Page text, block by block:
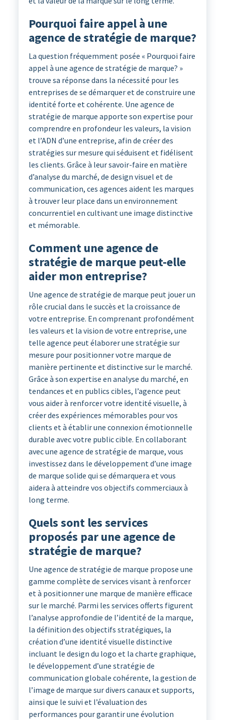
Pourquoi faire appel à une
agence de stratégie de marque?
La question fréquemment posée « Pourquoi faire
appel à une agence de stratégie de marque? »
trouve sa réponse dans la nécessité pour les
entreprises de se démarquer et de construire une
identité forte et cohérente. Une agence de
stratégie de marque apporte son expertise pour
comprendre en profondeur les valeurs, la vision
et l’ADN d’une entreprise, afin de créer des
stratégies sur mesure qui séduisent et fidélisent
les clients. Grâce à leur savoir-faire en matière
d’analyse du marché, de design visuel et de
communication, ces agences aident les marques
à trouver leur place dans un environnement
concurrentiel en cultivant une image distinctive
et mémorable.
Comment une agence de
stratégie de marque peut-elle
aider mon entreprise?
Une agence de stratégie de marque peut jouer un
rôle crucial dans le succès et la croissance de
votre entreprise. En comprenant profondément
les valeurs et la vision de votre entreprise, une
telle agence peut élaborer une stratégie sur
mesure pour positionner votre marque de
manière pertinente et distinctive sur le marché.
Grâce à son expertise en analyse du marché, en
tendances et en publics cibles, l’agence peut
vous aider à renforcer votre identité visuelle, à
créer des expériences mémorables pour vos
clients et à établir une connexion émotionnelle
durable avec votre public cible. En collaborant
avec une agence de stratégie de marque, vous
investissez dans le développement d’une image
de marque solide qui se démarquera et vous
aidera à atteindre vos objectifs commerciaux à
long terme.
Quels sont les services
proposés par une agence de
stratégie de marque?
Une agence de stratégie de marque propose une
gamme complète de services visant à renforcer
et à positionner une marque de manière efficace
sur le marché. Parmi les services offerts figurent
l’analyse approfondie de l’identité de la marque,
la définition des objectifs stratégiques, la
création d’une identité visuelle distinctive
incluant le design du logo et la charte graphique,
le développement d’une stratégie de
communication globale cohérente, la gestion de
l’image de marque sur divers canaux et supports,
ainsi que le suivi et l’évaluation des
performances pour garantir une évolution